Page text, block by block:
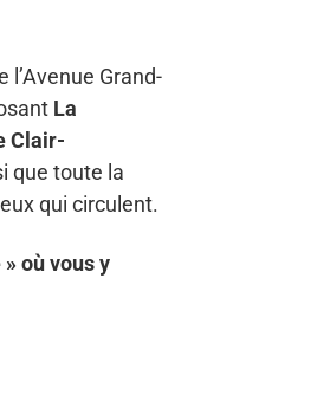
l’Avenue Grand-
La
Clair-
que toute la
qui circulent.
où vous y